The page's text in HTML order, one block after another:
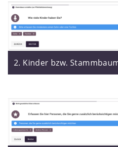
2. Kinder bzw.